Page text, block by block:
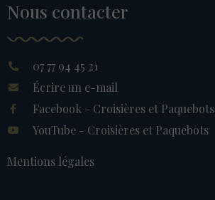
Nous contacter
07 77 94 45 21
Écrire un e-mail
Facebook - Croisières et Paquebots
YouTube - Croisières et Paquebots
Mentions légales